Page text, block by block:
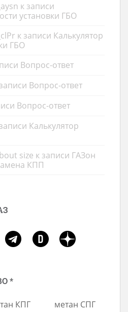
к записи
установки ГБО
к записи Калькулятор
ГБО
Вопрос-ответ
Вопрос-ответ
Вопрос-ответ
Калькулятор
size к записи ГАЗон
КПП
*
КПГ
метан СПГ